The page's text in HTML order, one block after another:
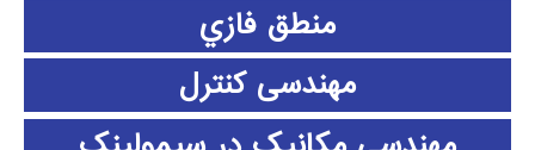
منطق فازي
مهندسی کنترل